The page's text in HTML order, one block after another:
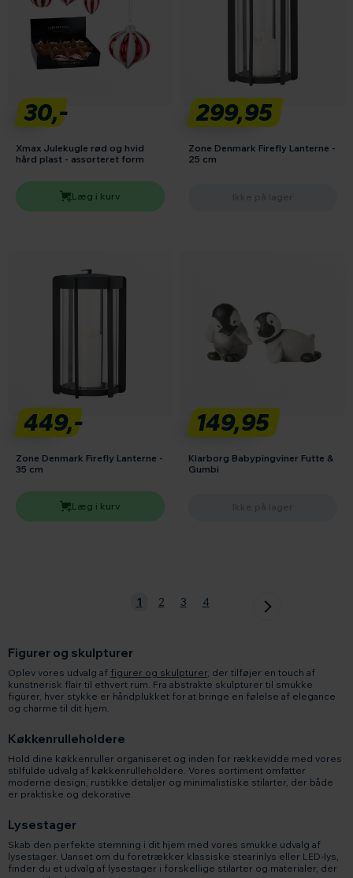
30,-
Xmax Julekugle rød og hvid
hård plast - assorteret form
Læg i kurv
299,95
Zone Denmark Firefly Lanterne -
25 cm
449,-
Zone Denmark Firefly Lanterne -
35 cm
Læg i kurv
149,95
Klarborg Babypingviner Futte &
Gumbi
1 2 3 4
Figurer og skulpturer
Oplev vores udvalg af figurer og skulpturer , der tilføjer en touch af
kunstnerisk flair til ethvert rum. Fra abstrakte skulpturer til smukke
figurer, hver stykke er håndplukket for at bringe en følelse af elegance
og charme til dit hjem.
Køkkenrulleholdere
Hold dine køkkenruller organiseret og inden for rækkevidde med vores
stilfulde udvalg af køkkenrulleholdere. Vores sortiment omfatter
moderne design, rustikke detaljer og minimalistiske stilarter, der både
er praktiske og dekorative.
Lysestager
Skab den perfekte stemning i dit hjem med vores smukke udvalg af
lysestager. Uanset om du foretrækker klassiske stearinlys eller LED-lys,
finder du et udvalg af lysestager i forskellige stilarter og materialer, der